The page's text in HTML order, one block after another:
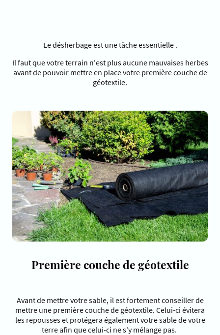
Le désherbage est une tâche essentielle .
Il faut que votre terrain n'est plus aucune mauvaises herbes
avant de pouvoir mettre en place votre première couche de
géotextile.
Première couche de géotextile
Avant de mettre votre sable, il est fortement conseiller de
mettre une première couche de géotextile. Celui-ci évitera
les repousses et protégera également votre sable de votre
terre afin que celui-ci ne s'y mélange pas.